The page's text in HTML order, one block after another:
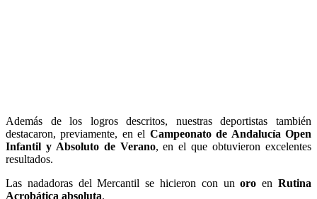
Además de los logros descritos, nuestras deportistas también
destacaron, previamente, en el Campeonato de Andalucía Open
Infantil y Absoluto de Verano, en el que obtuvieron excelentes
resultados.
Las nadadoras del Mercantil se hicieron con unoro enRutina
Acrobática absoluta.